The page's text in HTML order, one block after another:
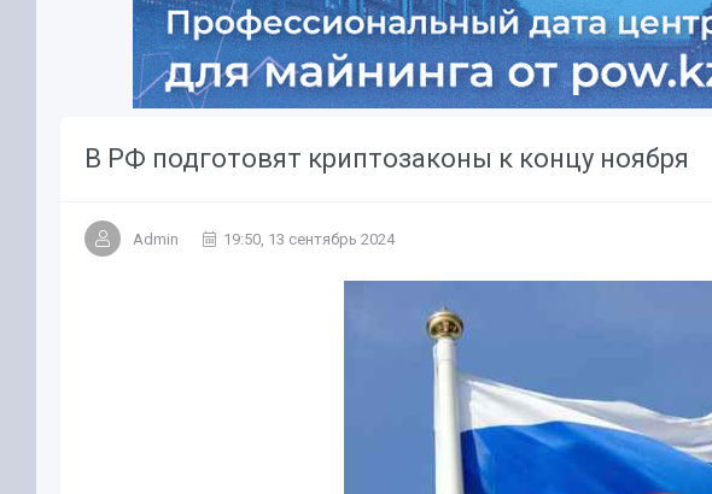
В РФ подготовят криптозаконы к концу ноября
Admin 19:50, 13 сентябрь 2024